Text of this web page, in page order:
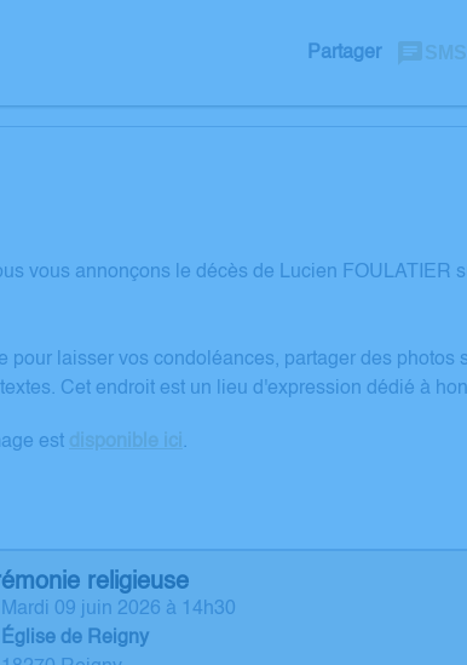
Partager SMS
vous annonçons le décès de Lucien FOULATIER
pour laisser vos condoléances, partager des photos
Cet endroit est un lieu d'expression dédié à
est disponible ici .
religieuse
mardi 09 juin 2026 à 14h30
Église de Reigny